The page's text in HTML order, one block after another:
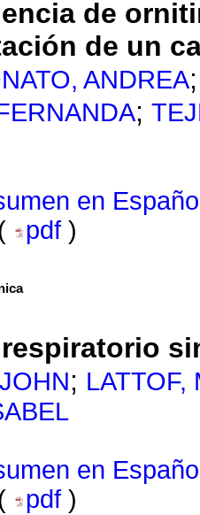
de
de un
ANDREA
;
en
pdf )
; LATTOF,
en
pdf )